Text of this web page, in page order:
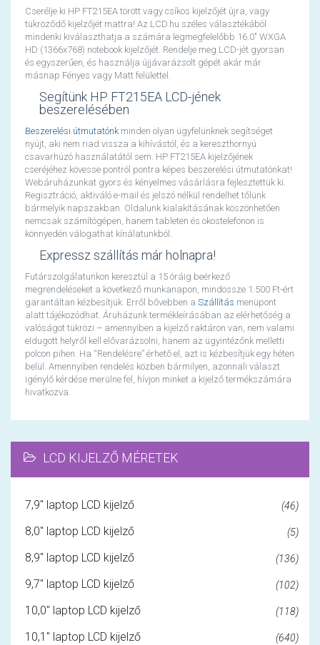
Cserélje ki HP FT215EA törött vagy csíkos kijelzőjét újra, vagy
tükröződő kijelzőjét mattra! Az LCD.hu széles választékából
mindenki kiválaszthatja a számára legmegfelelőbb 16.0" WXGA
HD (1366x768) notebook kijelzőjét. Rendelje meg LCD-jét gyorsan
és egyszerűen, és használja újjávarázsolt gépét akár már
másnap Fényes vagy Matt felülettel.
Segítünk HP FT215EA LCD-jének
beszerelésében
Beszerelési útmutatónkminden olyan ügyfelünknek segítséget
nyújt, aki nem riad vissza a kihívástól, és a kereszthornyú
csavarhúzó használatától sem. HP FT215EA kijelzőjének
cseréjéhez kövesse pontról pontra képes beszerelési útmutatónkat!
Webáruházunkat gyors és kényelmes vásárlásra fejlesztettük ki.
Regisztráció, aktiváló e-mail és jelszó nélkül rendelhet tőlünk
bármelyik napszakban. Oldalunk kialakításának köszönhetően
nemcsak számítógépen, hanem tableten és okostelefonon is
könnyedén válogathat kínálatunkból.
Expressz szállítás már holnapra!
Futárszolgálatunkon keresztül a 15 óráig beérkező
megrendeléseket a következő munkanapon, mindössze 1.500 Ft-ért
garantáltan kézbesítjük. Erről bővebben a Szállítás menüpont
alatt tájékozódhat. Áruházunk termékleírásában az elérhetőség a
valóságot tükrözi – amennyiben a kijelző raktáron van, nem valami
eldugott helyről kell elővarázsolni, hanem az ügyintézőnk melletti
polcon pihen. Ha “Rendelésre” érhető el, azt is kézbesítjük egy héten
belül. Amennyiben rendelés közben bármilyen, azonnali választ
igénylő kérdése merülne fel, hívjon minket a kijelző termékszámára
hivatkozva.
LCD KIJELZŐ MÉRETEK
7,9" laptop LCD kijelző (46)
8,0" laptop LCD kijelző (5)
8,9" laptop LCD kijelző (136)
9,7" laptop LCD kijelző (102)
10,0" laptop LCD kijelző (118)
10,1" laptop LCD kijelző (640)